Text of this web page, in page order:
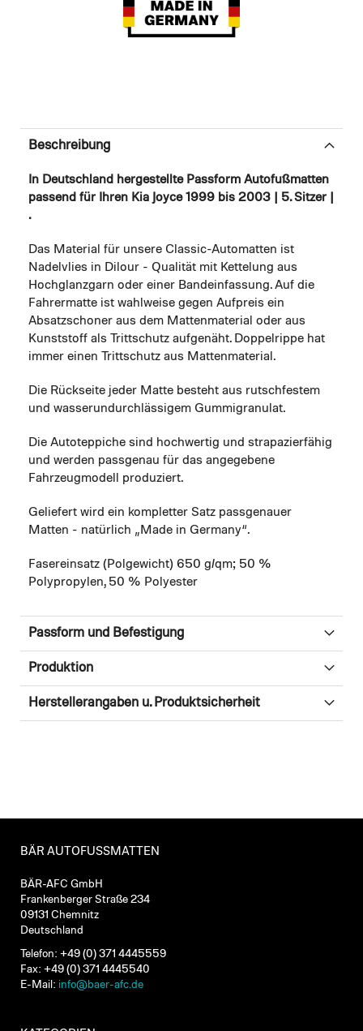
Beschreibung
In Deutschland hergestellte Passform Autofußmatten
passend für Ihren Kia Joyce 1999 bis 2003 | 5. Sitzer |
.
Das Material für unsere Classic-Automatten ist
Nadelvlies in Dilour - Qualität mit Kettelung aus
Hochglanzgarn oder einer Bandeinfassung. Auf die
Fahrermatte ist wahlweise gegen Aufpreis ein
Absatzschoner aus dem Mattenmaterial oder aus
Kunststoff als Trittschutz aufgenäht. Doppelrippe hat
immer einen Trittschutz aus Mattenmaterial.
Die Rückseite jeder Matte besteht aus rutschfestem
und wasserundurchlässigem Gummigranulat.
Die Autoteppiche sind hochwertig und strapazierfähig
und werden passgenau für das angegebene
Fahrzeugmodell produziert.
Geliefert wird ein kompletter Satz passgenauer
Matten - natürlich „Made in Germany“.
Fasereinsatz (Polgewicht) 650 g/qm; 50 %
Polypropylen, 50 % Polyester
Passform und Befestigung
Produktion
Herstellerangaben u. Produktsicherheit
BÄR AUTOFUSSMATTEN
BÄR-AFC GmbH
Frankenberger Straße 234
09131 Chemnitz
Deutschland
Telefon: +49 (0) 371 4445559
Fax: +49 (0) 371 4445540
E-Mail: info@baer-afc.de